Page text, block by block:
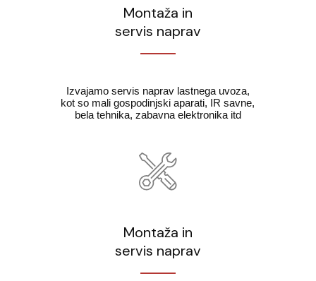
Montaža in
servis naprav
Izvajamo servis naprav lastnega uvoza,
kot so mali gospodinjski aparati, IR savne,
bela tehnika, zabavna elektronika itd
Montaža in
servis naprav